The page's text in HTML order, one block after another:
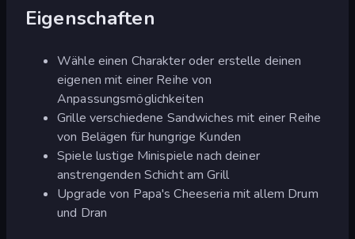
Eigenschaften
Wähle einen Charakter oder erstelle deinen
eigenen mit einer Reihe von
Anpassungsmöglichkeiten
Grille verschiedene Sandwiches mit einer Reihe
von Belägen für hungrige Kunden
Spiele lustige Minispiele nach deiner
anstrengenden Schicht am Grill
Upgrade von Papa's Cheeseria mit allem Drum
und Dran